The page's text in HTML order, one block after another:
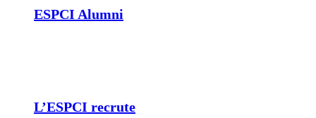
ESPCI Alumni
L’ESPCI recrute